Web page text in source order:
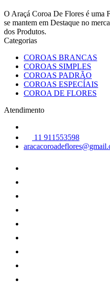
O Araçá Coroa De Flores é uma
se mantem em Destaque no
dos Produtos.
Categorias
COROAS BRANCAS
COROAS SIMPLES
COROAS PADRÃO
COROAS ESPECÍAIS
COROA DE FLORES
Atendimento
11 911553598